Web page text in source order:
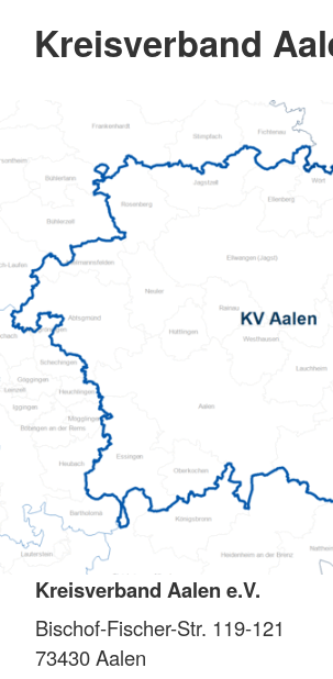
Kreisverband
Kreisverband Aalen e.V.
Bischof-Fischer-Str. 119-121
73430Aalen